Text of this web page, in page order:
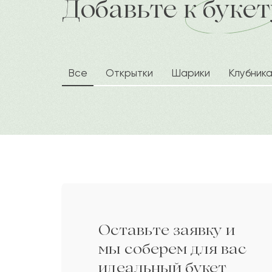
доставка по городу в течение
Мырзахмет
Констанция
Добавьте к
Все Открытки Шарики
Оставьте заявку и
мы соберем для вас